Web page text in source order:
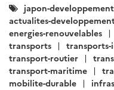
dechets
biodiversite
jeux-olympiques
transports
transport-aerien
energies-renouvelables
transition-energetique
infrastructures
ville-